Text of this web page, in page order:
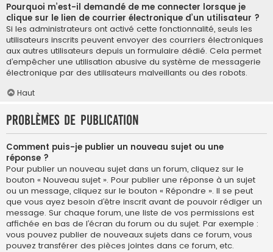
Pourquoi m’est-il demandé de me connecter lorsque je
clique sur le lien de courrier électronique d’un utilisateur ?
Si les administrateurs ont activé cette fonctionnalité, seuls les
utilisateurs inscrits peuvent envoyer des courriers électroniques
aux autres utilisateurs depuis un formulaire dédié. Cela permet
d’empêcher une utilisation abusive du système de messagerie
électronique par des utilisateurs malveillants ou des robots.
Haut
Problèmes de publication
Comment puis-je publier un nouveau sujet ou une
réponse ?
Pour publier un nouveau sujet dans un forum, cliquez sur le
bouton « Nouveau sujet ». Pour publier une réponse à un sujet
ou un message, cliquez sur le bouton « Répondre ». Il se peut
que vous ayez besoin d’être inscrit avant de pouvoir rédiger un
message. Sur chaque forum, une liste de vos permissions est
affichée en bas de l’écran du forum ou du sujet. Par exemple :
vous pouvez publier de nouveaux sujets dans ce forum, vous
pouvez transférer des pièces jointes dans ce forum, etc.